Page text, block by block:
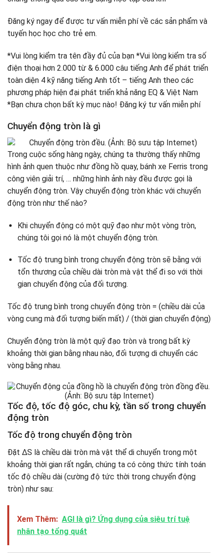
Đăng ký ngay để được tư vấn miễn phí về các sản phẩm và
tuyến học học cho trẻ em.
*Vui lòng kiểm tra tên đầy đủ của bạn *Vui lòng kiểm tra số
điện thoại hơn 2.000 từ & 6.000 câu tiếng Anh để phát triển
toàn diện 4 kỹ năng tiếng Anh tốt – tiếng Anh theo các
phương pháp hiện đại phát triển khả năng EQ & Việt Nam
*Bạn chưa chọn bất kỳ mục nào! Đăng ký tư vấn miễn phí
Chuyển động tròn là gì
Trong cuộc sống hàng ngày, chúng ta thường thấy những
hình ảnh quen thuộc như đồng hồ quay, bánh xe Ferris trong
công viên giải trí, … những hình ảnh này đều được gọi là
chuyển động tròn. Vậy chuyển động tròn khác với chuyển
động tròn như thế nào?
Khi chuyển động có một quỹ đạo như một vòng tròn,
chúng tôi gọi nó là một chuyển động tròn.
Tốc độ trung bình trong chuyển động tròn sẽ bằng với
tổn thương của chiều dài tròn mà vật thể đi so với thời
gian chuyển động của đối tượng.
Tốc độ trung bình trong chuyển động tròn = (chiều dài của
vòng cung mà đối tượng biến mất) / (thời gian chuyển động)
Chuyển động tròn là một quỹ đạo tròn và trong bất kỳ
khoảng thời gian bằng nhau nào, đối tượng di chuyển các
vòng bằng nhau.
Tốc độ, tốc độ góc, chu kỳ, tần số trong chuyển
động tròn
Tốc độ trong chuyển động tròn
Đặt ΔS là chiều dài tròn mà vật thể di chuyển trong một
khoảng thời gian rất ngắn, chúng ta có công thức tính toán
tốc độ chiều dài (cường độ tức thời trong chuyển động
tròn) như sau:
Xem Thêm: AGI là gì? Ứng dụng của siêu trí tuệ
nhân tạo tổng quát